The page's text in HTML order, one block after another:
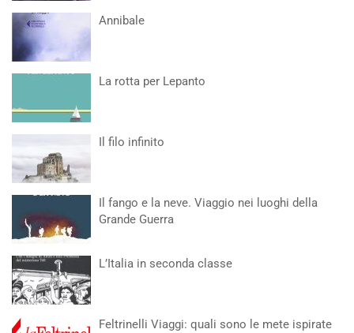
Annibale
La rotta per Lepanto
Il filo infinito
Il fango e la neve. Viaggio nei luoghi della
Grande Guerra
L’Italia in seconda classe
Feltrinelli Viaggi: quali sono le mete ispirate